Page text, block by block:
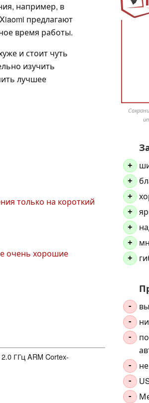
например, в
предлагают
время работы.
и стоит чуть
изучить
лучшее
+
+
+
+
+
+
+
-
-
-
-
-
-
только на короткий
очень хорошие
ГГц ARM Cortex-